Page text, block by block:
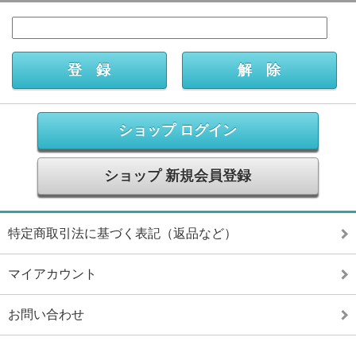
ショップ ログイン
ショップ 新規会員登録
特定商取引法に基づく表記（返品など）
マイアカウント
お問い合わせ